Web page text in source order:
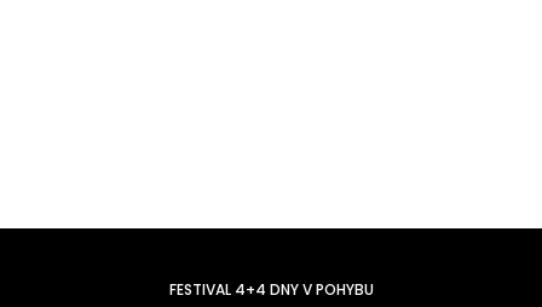
FESTIVAL 4+4 DNY V POHYBU